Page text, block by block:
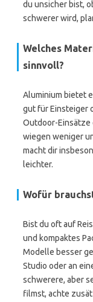
du unsicher bist,
schwerer wird,
Welches
sinnvoll?
Aluminium bietet
gut für Einsteiger
Outdoor-Einsätze
wiegen weniger
macht dir
leichter.
Wofür
Bist du oft auf
und kompaktes
Modelle besser
Studio oder an
schwerere, aber
filmst, achte